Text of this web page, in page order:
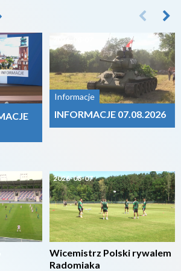
Informacje
INFORMACJE 07.08.2026
2026-08-07
Wicemistrz Polski rywalem
Radomiaka